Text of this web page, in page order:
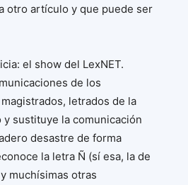
otro artículo y que puede ser
el show del LexNET.
de los
letrados de la
sustituye la comunicación
desastre de forma
la letra Ñ (sí esa, la de
muchísimas otras